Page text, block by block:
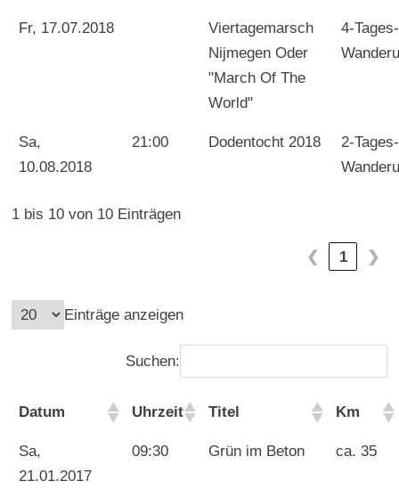
Fr, 17.07.2018
Viertagemarsch
Nijmegen Oder
"March Of The
World"
4-Tages-
Sa,
10.08.2018
21:00 Dodentocht 2018
2-Tages-
1 bis 10 von 10 Einträgen
❮ 1 ❯
Einträge anzeigen
Suchen:
Datum Uhrzeit Titel Km
Sa,
21.01.2017
09:30 Grün im Beton ca. 35